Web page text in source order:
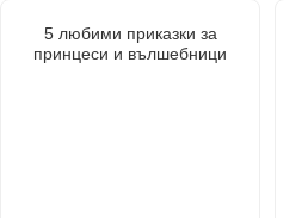
5 любими приказки за
принцеси и вълшебници